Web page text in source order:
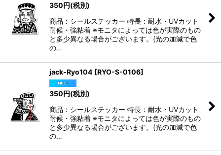
350円(税別)
商品：シールステッカー 特長：耐水・UVカット
耐候・強粘着 ※モニタによっては色が実際のもの
と多少異なる場合がございます。(光の加減で色
の…
jack-Ryo104 [RYO-S-0106]
350円(税別)
商品：シールステッカー 特長：耐水・UVカット
耐候・強粘着 ※モニタによっては色が実際のもの
と多少異なる場合がございます。(光の加減で色
の…